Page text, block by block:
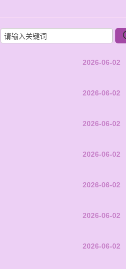
2026-06-02
2026-06-02
2026-06-02
2026-06-02
2026-06-02
2026-06-02
2026-06-02